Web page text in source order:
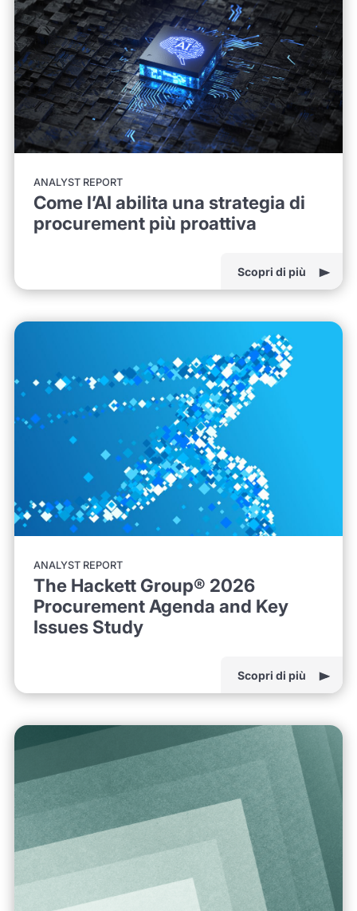
ANALYST REPORT
Come l’AI abilita una strategia di
procurement più proattiva
Scopri di più
ANALYST REPORT
The Hackett Group® 2026
Procurement Agenda and Key
Issues Study
Scopri di più